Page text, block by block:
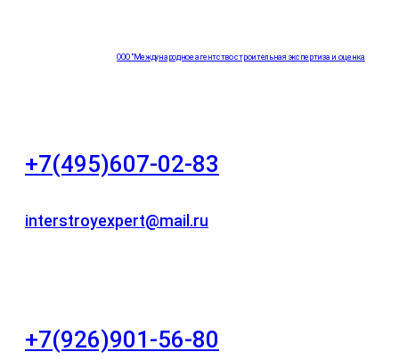
ООО "Международное агентство строительная экспертиза и оценка
+7(495)607-02-83
interstroyexpert@mail.ru
+7(926)901-56-80